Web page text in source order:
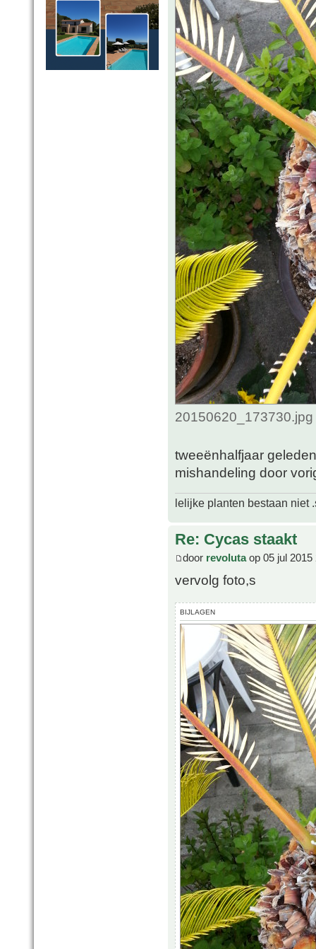
tweeënhalfjaar
mishandeling door
lelijke planten bestaan niet
Re: Cycas staakt
door revolutaop 05 jul 2015
vervolg foto,s
BIJLAGEN